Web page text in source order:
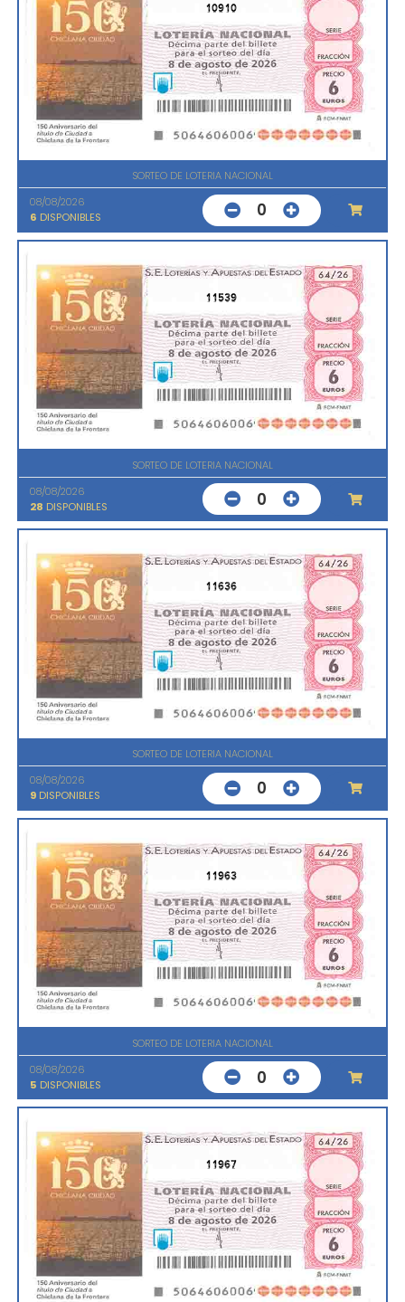
10910
SORTEO DE LOTERIA NACIONAL
08/08/2026
6 DISPONIBLES 0
11539
SORTEO DE LOTERIA NACIONAL
08/08/2026
28 DISPONIBLES 0
11636
SORTEO DE LOTERIA NACIONAL
08/08/2026
9 DISPONIBLES 0
11963
SORTEO DE LOTERIA NACIONAL
08/08/2026
5 DISPONIBLES 0
11967